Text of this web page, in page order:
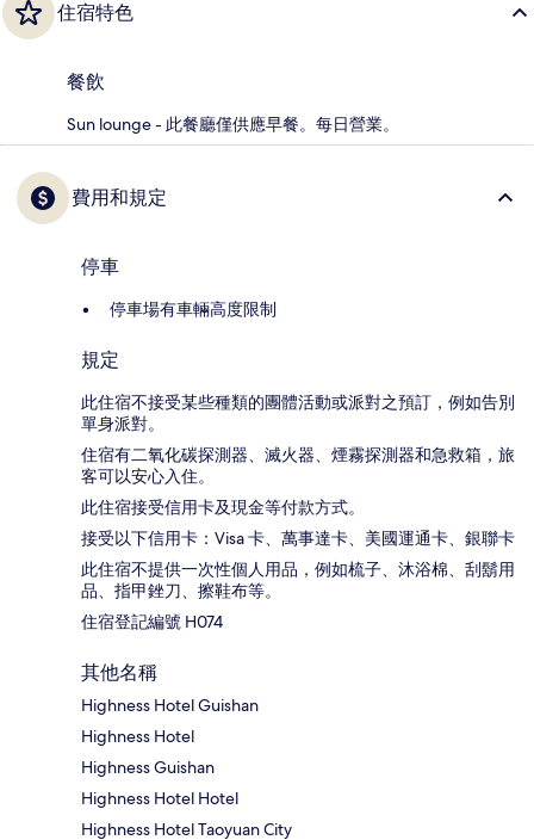
住宿特色
餐飲
Sun lounge - 此餐廳僅供應早餐。每日營業。
費用和規定
停車
停車場有車輛高度限制
規定
此住宿不接受某些種類的團體活動或派對之預訂，例如告別
單身派對。
住宿有二氧化碳探測器、滅火器、煙霧探測器和急救箱，旅
客可以安心入住。
此住宿接受信用卡及現金等付款方式。
接受以下信用卡：Visa 卡、萬事達卡、美國運通卡、銀聯卡
此住宿不提供一次性個人用品，例如梳子、沐浴棉、刮鬍用
品、指甲銼刀、擦鞋布等。
住宿登記編號 H074
其他名稱
Highness Hotel Guishan
Highness Hotel
Highness Guishan
Highness Hotel Hotel
Highness Hotel Taoyuan City